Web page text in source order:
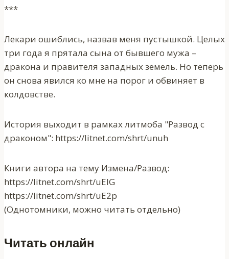
***
Лекари ошиблись, назвав меня пустышкой. Целых
три года я прятала сына от бывшего мужа –
дракона и правителя западных земель. Но теперь
он снова явился ко мне на порог и обвиняет в
колдовстве.
История выходит в рамках литмоба "Развод с
драконом": https://litnet.com/shrt/unuh
Книги автора на тему Измена/Развод:
https://litnet.com/shrt/uElG
https://litnet.com/shrt/uE2p
(Однотомники, можно читать отдельно)
Читать онлайн